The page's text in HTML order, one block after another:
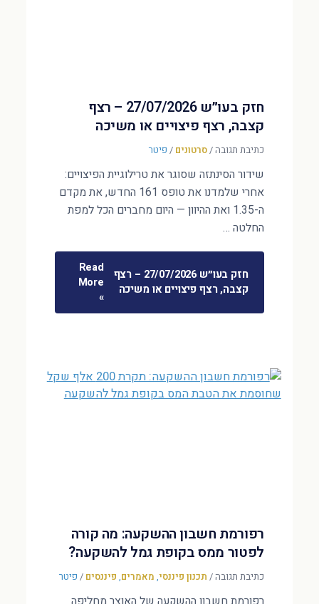
חזק בעו״ש 27/07/2026 – רצף
קצבה, רצף פיצויים או משיכה
כתיבת תגובה/סרטונים / פיטר
שידור הסינתזה שסוגר את טרילוגיית הפיצויים:
אחרי שלמדנו את טופס 161 החדש, את מקדם
ה-1.35 ואת ההיוון — היום מחברים הכל למפת
החלטה …
חזק בעו״ש 27/07/2026 – רצף
קצבה, רצף פיצויים או משיכה
Read
More
»
רפורמת חשבון ההשקעה: מה קורה
לפטור ממס בקופת גמל להשקעה?
כתיבת תגובה/ תכנון פיננסי, מאמרים, פיננסים / פיטר